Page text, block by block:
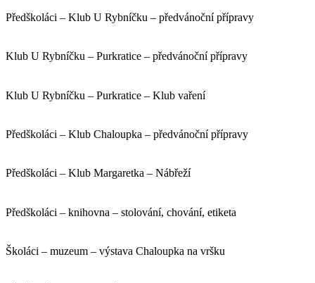
Předškoláci – Klub U Rybníčku – předvánoční přípravy
Klub U Rybníčku – Purkratice – předvánoční přípravy
Klub U Rybníčku – Purkratice – Klub vaření
Předškoláci – Klub Chaloupka – předvánoční přípravy
Předškoláci – Klub Margaretka – Nábřeží
Předškoláci – knihovna – stolování, chování, etiketa
Školáci – muzeum – výstava Chaloupka na vršku